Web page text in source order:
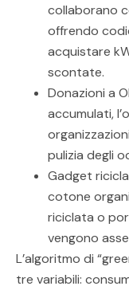
collaborano
offrendo
acquistare
scontate.
Donazioni a
accumulati,
pulizia degli
Gadget
cotone
riciclata o
vengono
L’algoritmo di
tre variabili: